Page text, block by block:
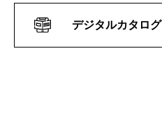
デジタルカタログ